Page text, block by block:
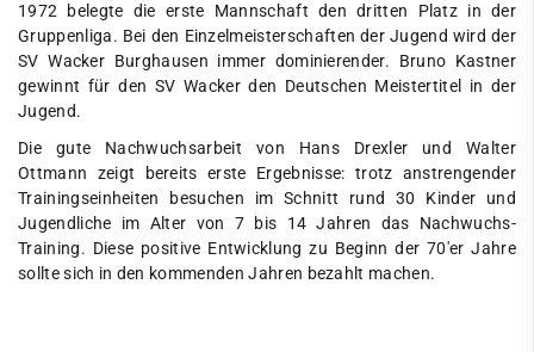
1972 belegte die erste Mannschaft den dritten Platz in der
Gruppenliga. Bei den Einzelmeisterschaften der Jugend wird der
SV Wacker Burghausen immer dominierender. Bruno Kastner
gewinnt für den SV Wacker den Deutschen Meistertitel in der
Jugend.
Die gute Nachwuchsarbeit von Hans Drexler und Walter
Ottmann zeigt bereits erste Ergebnisse: trotz anstrengender
Trainingseinheiten besuchen im Schnitt rund 30 Kinder und
Jugendliche im Alter von 7 bis 14 Jahren das Nachwuchs-
Training. Diese positive Entwicklung zu Beginn der 70'er Jahre
sollte sich in den kommenden Jahren bezahlt machen.
Jugendclub
Kegeln
Kindersportschule
Leichtathletik
Paddeln
Radsport